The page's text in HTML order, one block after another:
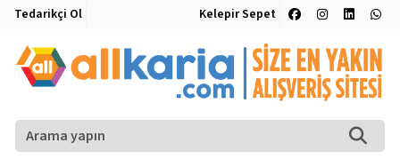
Tedarikçi Ol Kelepir Sepet